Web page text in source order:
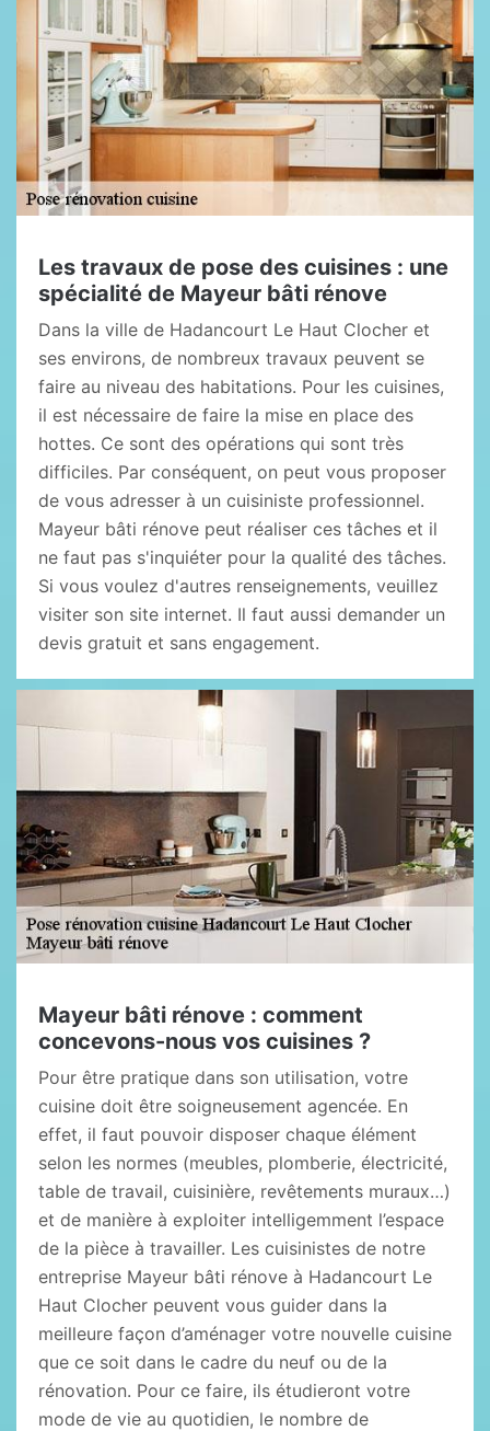
Les travaux de pose des cuisines : une
spécialité de Mayeur bâti rénove
Dans la ville de Hadancourt Le Haut Clocher et
ses environs, de nombreux travaux peuvent se
faire au niveau des habitations. Pour les cuisines,
il est nécessaire de faire la mise en place des
hottes. Ce sont des opérations qui sont très
difficiles. Par conséquent, on peut vous proposer
de vous adresser à un cuisiniste professionnel.
Mayeur bâti rénove peut réaliser ces tâches et il
ne faut pas s'inquiéter pour la qualité des tâches.
Si vous voulez d'autres renseignements, veuillez
visiter son site internet. Il faut aussi demander un
devis gratuit et sans engagement.
Mayeur bâti rénove : comment
concevons-nous vos cuisines ?
Pour être pratique dans son utilisation, votre
cuisine doit être soigneusement agencée. En
effet, il faut pouvoir disposer chaque élément
selon les normes (meubles, plomberie, électricité,
table de travail, cuisinière, revêtements muraux…)
et de manière à exploiter intelligemment l’espace
de la pièce à travailler. Les cuisinistes de notre
entreprise Mayeur bâti rénove à Hadancourt Le
Haut Clocher peuvent vous guider dans la
meilleure façon d’aménager votre nouvelle cuisine
que ce soit dans le cadre du neuf ou de la
rénovation. Pour ce faire, ils étudieront votre
mode de vie au quotidien, le nombre de